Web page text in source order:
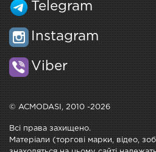
Telegram
Instagram
Viber
© ACMODASI, 2010 -2026
Всі права захищено.
Матеріали (торгові марки, відео,